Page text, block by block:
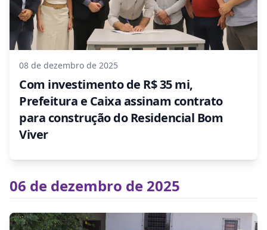
08 de dezembro de 2025
Com investimento de R$ 35 mi,
Prefeitura e Caixa assinam contrato
para construção do Residencial Bom
Viver
06 de dezembro de 2025